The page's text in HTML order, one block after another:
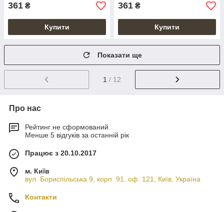
361 ₴
Купити
361 ₴
Купити
Показати ще
1 / 12
Про нас
Рейтинг не сформований
Менше 5 відгуків за останній рік
Працює з 20.10.2017
м. Київ
вул. Бориспільська 9, корп. 91, оф. 121, Київ, Україна
Контакти